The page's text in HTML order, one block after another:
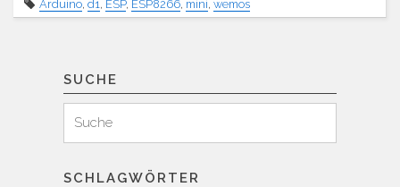
Arduino d1 ESP, ESP8266 mini wemos
SUCHE
für:
Suchen
SCHLAGWÖRTER